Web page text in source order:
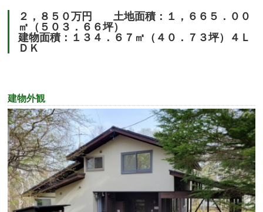
２，８５０万円 土地面積：１，６６５．００
㎡（５０３．６６坪）
建物面積：１３４．６７㎡（４０．７３坪）４Ｌ
ＤＫ
建物外観